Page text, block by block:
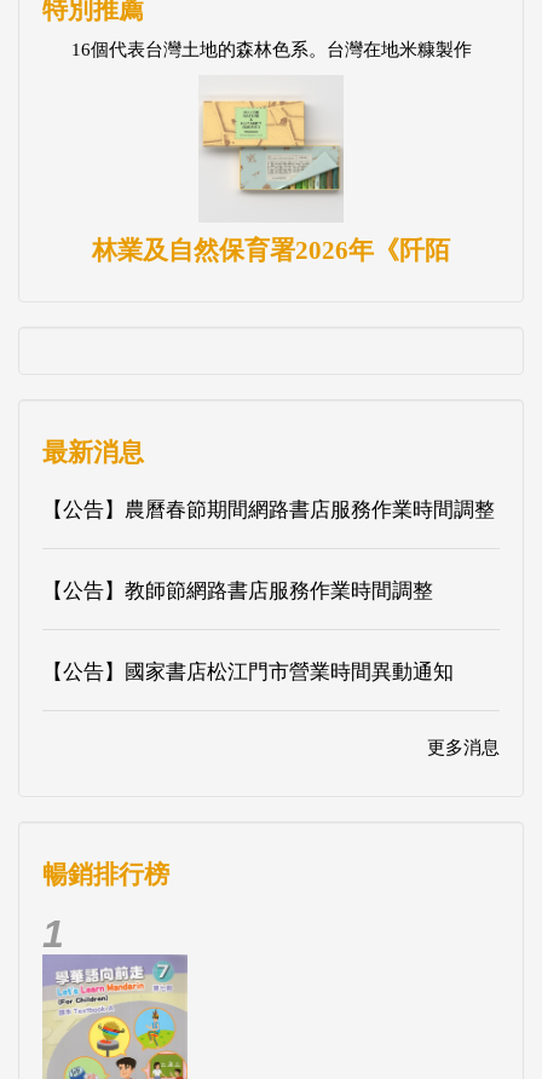
特別推薦
16個代表台灣土地的森林色系。台灣在地米糠製作
林業及自然保育署2026年《阡陌
最新消息
【公告】農曆春節期間網路書店服務作業時間調整
【公告】教師節網路書店服務作業時間調整
【公告】國家書店松江門市營業時間異動通知
更多消息
暢銷排行榜
1